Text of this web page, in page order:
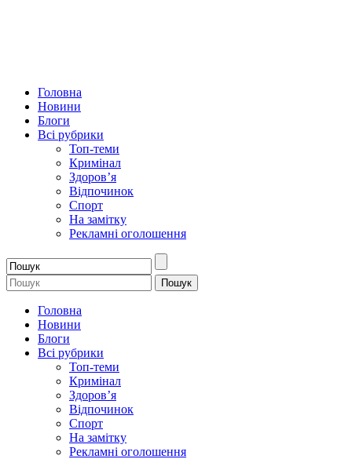
Головна
Новини
Блоги
Всі рубрики
Топ-теми
Кримінал
Здоров’я
Відпочинок
Спорт
На замітку
Рекламні оголошення
Головна
Новини
Блоги
Всі рубрики
Топ-теми
Кримінал
Здоров’я
Відпочинок
Спорт
На замітку
Рекламні оголошення